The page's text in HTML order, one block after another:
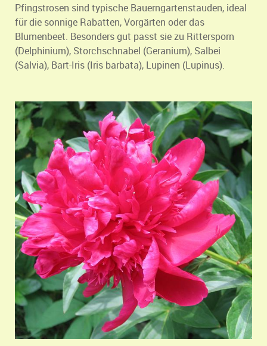
Pfingstrosen sind typische Bauerngartenstauden, ideal
für die sonnige Rabatten, Vorgärten oder das
Blumenbeet. Besonders gut passt sie zu Rittersporn
(Delphinium), Storchschnabel (Geranium), Salbei
(Salvia), Bart-Iris (Iris barbata), Lupinen (Lupinus).